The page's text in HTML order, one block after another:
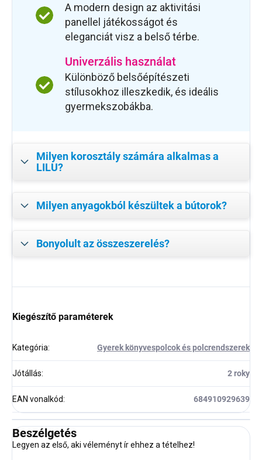
A modern design az aktivitási
panellel játékosságot és
eleganciát visz a belső térbe.
Univerzális használat
Különböző belsőépítészeti
stílusokhoz illeszkedik, és ideális
gyermekszobákba.
Milyen korosztály számára alkalmas a
LILU?
Milyen anyagokból készültek a bútorok?
Bonyolult az összeszerelés?
Kiegészítő paraméterek
Kategória: Gyerek könyvespolcok és polcrendszerek
Jótállás: 2 roky
EAN vonalkód: 684910929639
Beszélgetés
Legyen az első, aki véleményt ír ehhez a tételhez!